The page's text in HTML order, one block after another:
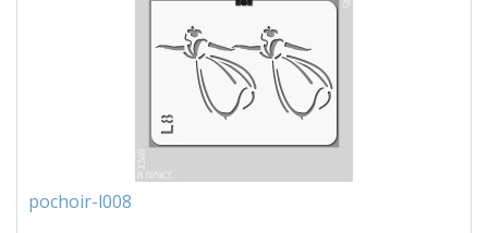
pochoir-l008